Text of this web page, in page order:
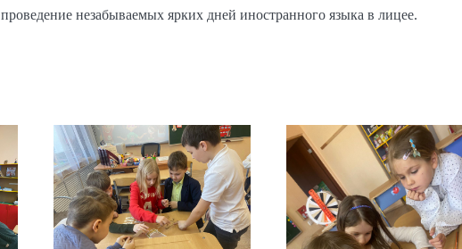
проведение незабываемых ярких дней иностранного языка в лицее.